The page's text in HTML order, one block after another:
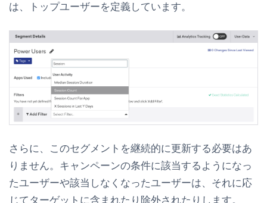
は、トップユーザーを定義しています。
さらに、このセグメントを継続的に更新する必要はあ
りません。キャンペーンの条件に該当するようになっ
たユーザーや該当しなくなったユーザーは、それに応
じてターゲットに含まれたり除外されたりします。